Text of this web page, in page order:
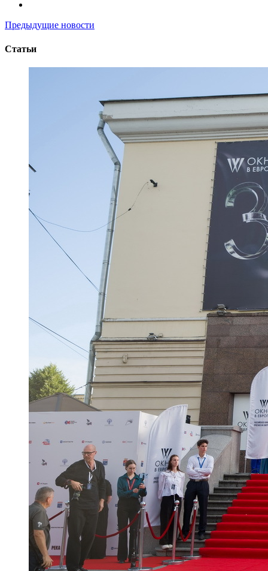
Предыдущие новости
Статьи